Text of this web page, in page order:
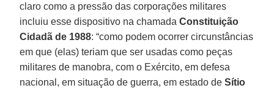
claro como a pressão das corporações militares
incluiu esse dispositivo na chamadaConstituição
Cidadã de 1988: “como podem ocorrer circunstâncias
em que (elas) teriam que ser usadas como peças
militares de manobra, com o Exército, em defesa
nacional, em situação de guerra, em estado deSítio